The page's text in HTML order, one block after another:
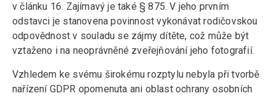
v článku 16. Zajímavý je také § 875. V jeho prvním
odstavci je stanovena povinnost vykonávat rodičovskou
odpovědnost v souladu se zájmy dítěte, což může být
vztaženo i na neoprávněné zveřejňování jeho fotografií.
Vzhledem ke svému širokému rozptylu nebyla při tvorbě
nařízení GDPR opomenuta ani oblast ochrany osobních